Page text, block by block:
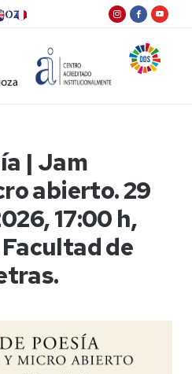
| Jam
abierto. 29
17:00 h,
de